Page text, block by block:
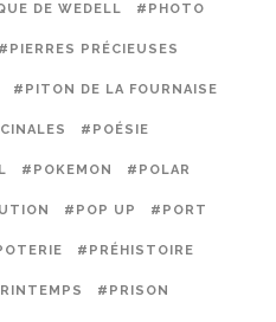
DE WEDELL #PHOTO
#PIERRES PRÉCIEUSES
#PITON DE LA FOURNAISE
#POÉSIE
#POKEMON #POLAR
#POP UP #PORT
#PRÉHISTOIRE
#PRISON